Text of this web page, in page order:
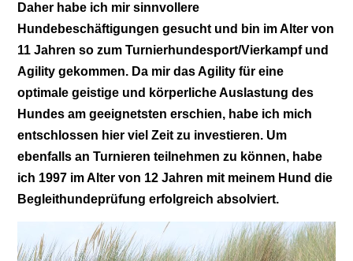
Daher habe ich mir sinnvollere
Hundebeschäftigungen gesucht und bin im Alter von
11 Jahren so zum Turnierhundesport/Vierkampf und
Agility gekommen. Da mir das Agility für eine
optimale geistige und körperliche Auslastung des
Hundes am geeignetsten erschien, habe ich mich
entschlossen hier viel Zeit zu investieren. Um
ebenfalls an Turnieren teilnehmen zu können, habe
ich 1997 im Alter von 12 Jahren mit meinem Hund die
Begleithundeprüfung erfolgreich absolviert.